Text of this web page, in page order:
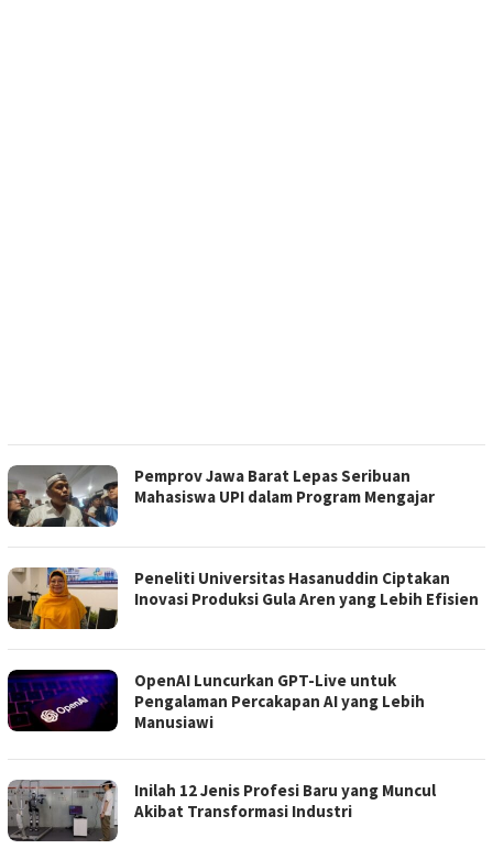
Pemprov Jawa Barat Lepas Seribuan
Mahasiswa UPI dalam Program Mengajar
Peneliti Universitas Hasanuddin Ciptakan
Inovasi Produksi Gula Aren yang Lebih Efisien
OpenAI Luncurkan GPT-Live untuk
Pengalaman Percakapan AI yang Lebih
Manusiawi
Inilah 12 Jenis Profesi Baru yang Muncul
Akibat Transformasi Industri